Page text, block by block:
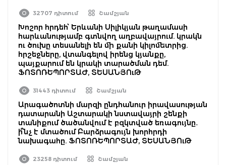
32707 դիտում Շամշյան
Խոշոր հրդեհ՝ Երևանի Սիլիկյան թաղամասի
հարևանությամբ գտնվող աղբավայրում. կրակն
ու ծուխը տեսանելի են մի քանի կիլոմետրից.
հրշեջները, վտանգելով իրենց կյանքը,
պայքարում են կրակի տարածման դեմ.
ՖՈՏՈՌԵՊՈՐՏԱԺ, ՏԵՍԱՆՅՈւԹ
31443 դիտում Շամշյան
Արագածոտնի մարզի ընդհանուր իրավասության
դատարանի Աշտարակի նստավայրի շենքի
տանիքում ծածանվում է բզկտված եռագույնը․
ի՞նչ է մտածում Բարձրագույն խորհրդի
նախագահը. ՖՈՏՈՌԵՊՈՐՏԱԺ, ՏԵՍԱՆՅՈւԹ
23258 դիտում Շամշյան